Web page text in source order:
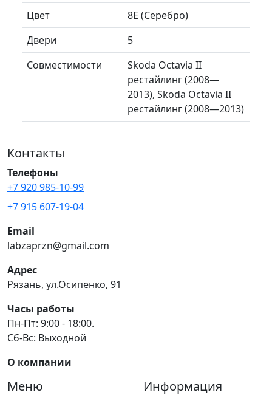
Цвет
8E (Серебро)
Двери
5
Совместимости
Skoda Octavia II
рестайлинг (2008—
2013), Skoda Octavia II
рестайлинг (2008—2013)
Контакты
Телефоны
+7 920 985-10-99
+7 915 607-19-04
Email
labzaprzn@gmail.com
Адрес
Рязань, ул.Осипенко, 91
Часы работы
Пн-Пт: 9:00 - 18:00.
Сб-Вс: Выходной
О компании
Меню Информация